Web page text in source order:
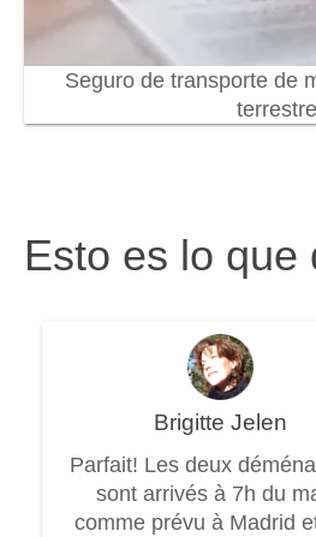
Seguro de transporte de
terrestre
Esto es lo que
Brigitte Jelen
Parfait! Les deux
sont arrivés à 7h du
comme prévu à Madrid